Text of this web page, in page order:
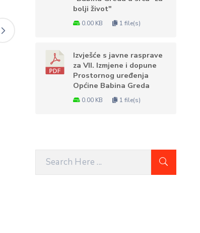
bolji život"
0.00 KB 1 file(s)
Izvješće s javne rasprave
za VII. Izmjene i dopune
Prostornog uređenja
Općine Babina Greda
0.00 KB 1 file(s)